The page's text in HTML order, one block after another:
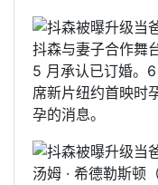
抖森与妻子合作舞
5 月承认已订婚。
席新片纽约首映时
孕的消息。
汤姆 · 希德勒斯顿